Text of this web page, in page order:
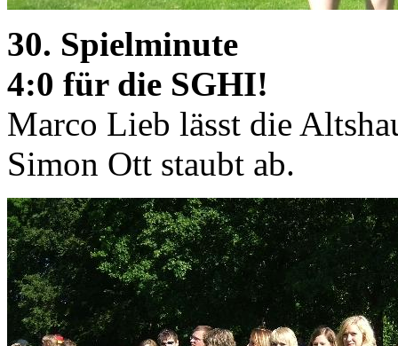
30. Spielminute
4:0 für die SGHI!
Marco Lieb lässt die
Simon Ott staubt ab.